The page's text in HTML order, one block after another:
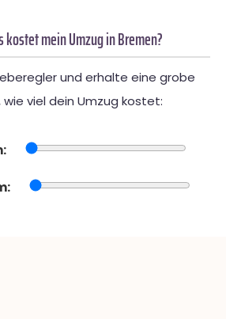
kostet mein Umzug in Bremen?
und erhalte eine grobe
viel dein Umzug kostet: